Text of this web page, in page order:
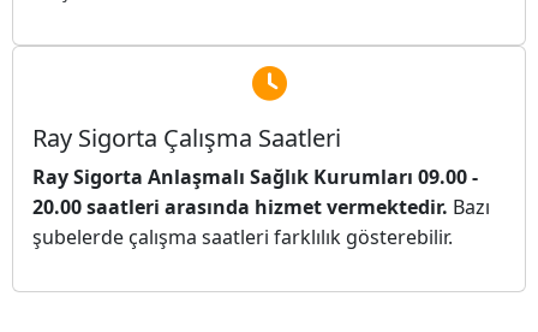
Ray Sigorta Çalışma Saatleri
Ray Sigorta Anlaşmalı Sağlık Kurumları 09.00 -
20.00 saatleri arasında hizmet vermektedir. Bazı
şubelerde çalışma saatleri farklılık gösterebilir.